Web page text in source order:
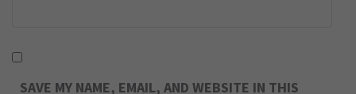
SAVE MY NAME, EMAIL, AND WEBSITE IN THIS